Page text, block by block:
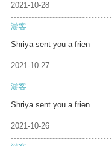
2021-10-28
游客
Shriya sent you a frien
2021-10-27
游客
Shriya sent you a frien
2021-10-26